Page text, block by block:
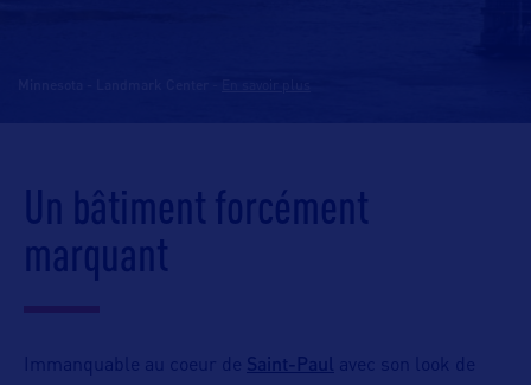
Un bâtiment forcément
marquant
Immanquable au coeur de Saint-Paul avec son look de